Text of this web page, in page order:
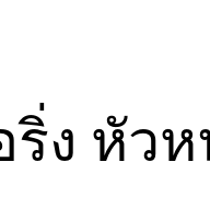
ริ่ง หั